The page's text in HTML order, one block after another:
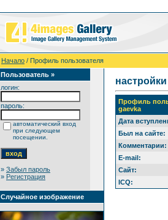
Начало / Профиль пользователя
Пользователь »
логин:
пароль:
автоматический вход
при следующем
посещении.
» Забыл пароль
» Регистрация
Случайное изображение
настройки
Профиль
gaevka
Дата
Был на сайте:
Комментарии:
E-mail:
Сайт:
ICQ: